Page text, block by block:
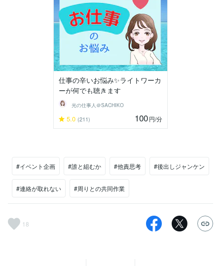
仕事の辛いお悩み✨️ライトワーカ
ーが何でも聴きます
光の仕事人＠SACHIKO
5.0 (211) 100円/分
#イベント企画 #誰と組むか #他責思考 #後出しジャンケン
#連絡が取れない #周りとの共同作業
18